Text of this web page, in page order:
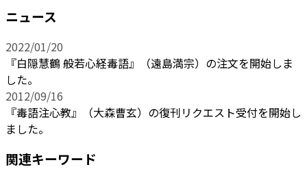
ニュース
2022/01/20
『白隠慧鶴 般若心経毒語』（遠島満宗）の注文を開始しま
した。
2012/09/16
『毒語注心教』（大森曹玄）の復刊リクエスト受付を開始し
ました。
関連キーワード